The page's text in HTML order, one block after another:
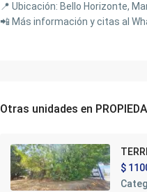
📍 Ubicación: Bello Horizonte,
📲 Más información y citas al
Otras unidades en
$